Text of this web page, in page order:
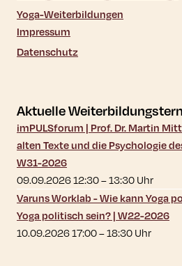
Yoga-Weiterbildungen
Impressum
Datenschutz
Aktuelle
imPULSforum | Prof. Dr. Martin
alten Texte und die Psychologie
W31-2026
09.09.2026 12:30–13:30Uhr
Varuns Worklab - Wie kann Yoga
Yoga politisch sein? | W22-2026
10.09.2026 17:00–18:30Uhr